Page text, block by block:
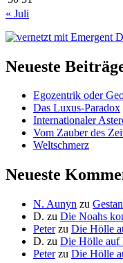
« Juli
Neueste
Egozentrik oder
Das Luxus-Paradox
Internationaler
Vom Zauber des
Weltschmerz
Neueste
N. Aunyn zu
D. zu Die Noahs
Peterzu Die Hölle
D. zu Die Hölle auf
Peterzu Die Hölle